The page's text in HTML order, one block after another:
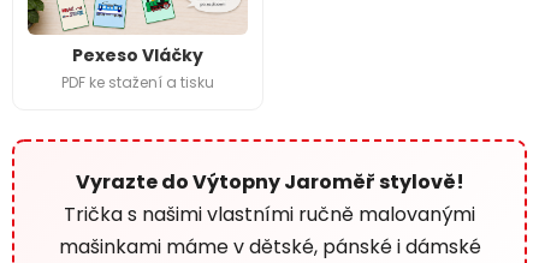
Pexeso Vláčky
PDF ke stažení a tisku
Vyrazte do Výtopny Jaroměř stylově!
Trička s našimi vlastními ručně malovanými
mašinkami máme v dětské, pánské i dámské